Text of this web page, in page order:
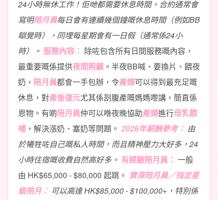
24小時無休工作！佢哋都需要休息時間。合約通常會
寫明陪月員每日會有連續幾個鐘嘅休息時間（例如BB
瞓覺時），同埋每星期會有一日假（通常係24小
時）。 服務內容： 除咗包含所有日間服務嘅內容，
最重要嘅係提供夜間照顧 。半夜BB喊、要換片、餵夜
奶， 陪月員都會一手包辦，令產婦可以得到最充足嘅
休息，對產後復元尤其係剖腹產嘅媽媽嚟講，簡直係
恩物。有啲陪月員仲可以喺夜晚協助產婦進行母乳餵
哺 ，解決漲奶、塞奶等問題。 2026年薪酬參考： 由
於犧牲咗自己嘅私人時間，而且精神壓力大好多，24
小時住宿嘅收費自然高好多。 有經驗陪月員： 一般
由 HK$65,000 - $80,000 起跳。 資深陪月員／指定星
級陪月： 可以高達 HK$85,000 - $100,000+，特別係